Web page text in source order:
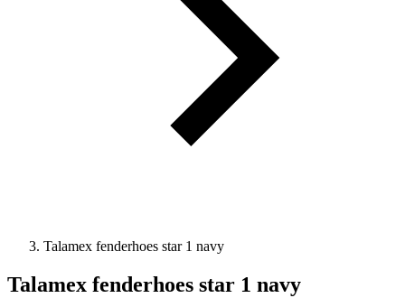
Talamex fenderhoes star 1 navy
Talamex fenderhoes star 1 navy